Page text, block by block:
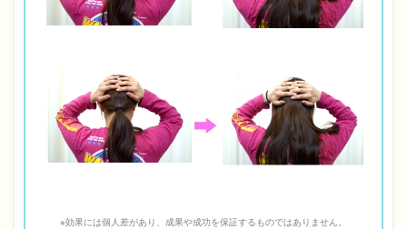
※効果には個人差があり、成果や成功を保証するものではありません。